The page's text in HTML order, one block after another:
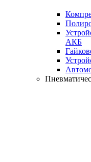
АКБ